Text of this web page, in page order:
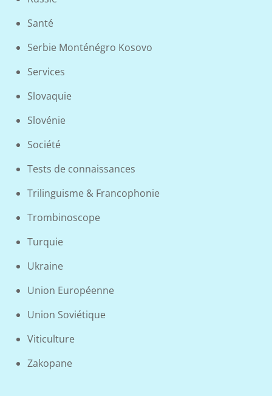
Santé
Serbie Monténégro Kosovo
Services
Slovaquie
Slovénie
Société
Tests de connaissances
Trilinguisme & Francophonie
Trombinoscope
Turquie
Ukraine
Union Européenne
Union Soviétique
Viticulture
Zakopane